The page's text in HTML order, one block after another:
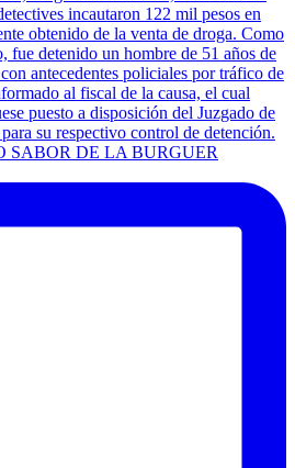
SABOR DE LA BURGUER